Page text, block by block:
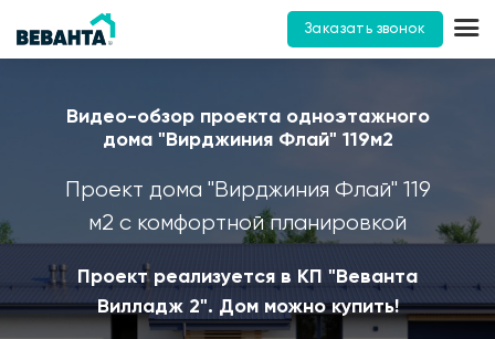
Заказать звонок
Видео-обзор проекта одноэтажного
дома "Вирджиния Флай" 119м2
Проект дома "Вирджиния Флай" 119
м2 с комфортной планировкой
Проект реализуется в КП "Веванта
Вилладж 2". Дом можно купить!